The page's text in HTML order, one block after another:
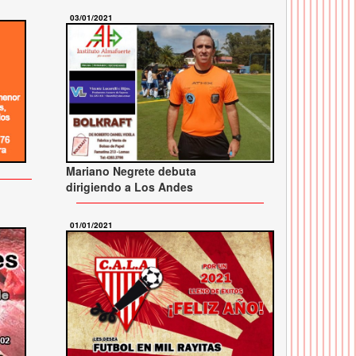
03/01/2021
Mariano Negrete debuta
dirigiendo a Los Andes
01/01/2021